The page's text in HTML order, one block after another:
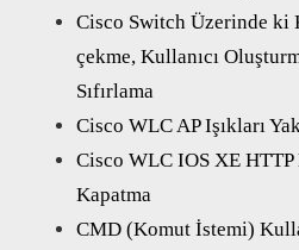
Cisco Switch Üzerinde ki
çekme, Kullanıcı
Sıfırlama
Cisco WLC AP Işıkları
Cisco WLC IOS XE HTTP
Kapatma
CMD (Komut İstemi)